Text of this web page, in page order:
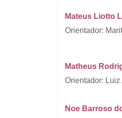
Mateus Liotto
Orientador:
Matheus
Orientador:
Noe Barroso